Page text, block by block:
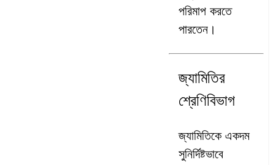
পরিমাপ করতে
পারতেন।
জ্যামিতির
শ্রেণিবিভাগ
জ্যামিতিকে একদম
সুনির্দিষ্টভাবে